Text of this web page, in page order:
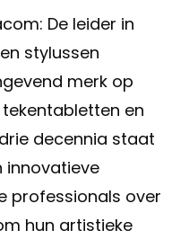
De leider in
stylussen
merk op
en
decennia staat
innovatieve
professionals over
hun artistieke